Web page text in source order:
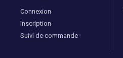
Connexion
Inscription
Suivi de commande